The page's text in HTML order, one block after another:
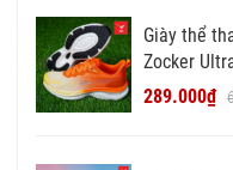
Giày thể
Zocker
289.000₫